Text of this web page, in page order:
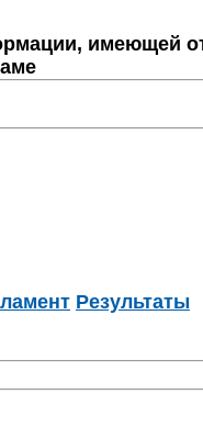
имеющей
Результаты